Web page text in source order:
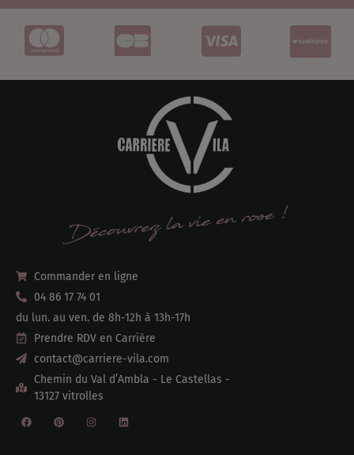
Commander en ligne
04 86 17 74 01
du lun. au ven. de 8h-12h à 13h-17h
Prendre RDV en Carrière
contact@carriere-vila.com
Chemin du Val d’Ambla - Le Castellas -
13127 vitrolles